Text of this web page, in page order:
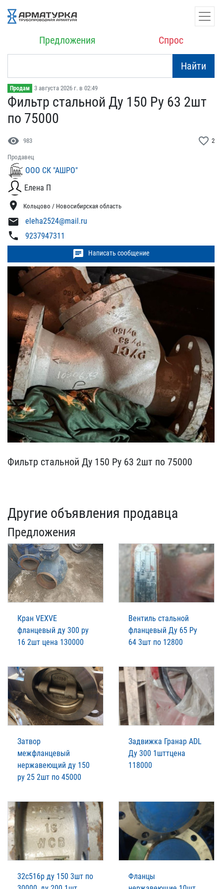
Предложения Спрос
Найти
Продам 3 августа 2026 г. в 02:49
Фильтр стальной Ду 150 Р​у 63 2шт
по 75000
visibility 983 favorite_border 2
Продавец
ООО СК "АШРО"
Елена П
location_on Кольцово / Новосибирская область
mail eleha2524@mail.ru
phone 9237947311
chat Написать сообщение
Фильтр стальной Ду 150 Р​у 63 2шт по 75000
Другие объявления продавца
Предложения
Кран VEXVE
фланцевый ду 300 ру
16 2шт цена 130000
Вентиль стальной
фланцевый Ду 65 Ру
64 3шт по 12800
Затвор
межфланцевый
нержавеющий ду 150
ру 25 2шт по 45000
Задвижка Гранар ADL
Ду 300 1шттцена
118000
32с516р ду 150 3шт по
Фланцы